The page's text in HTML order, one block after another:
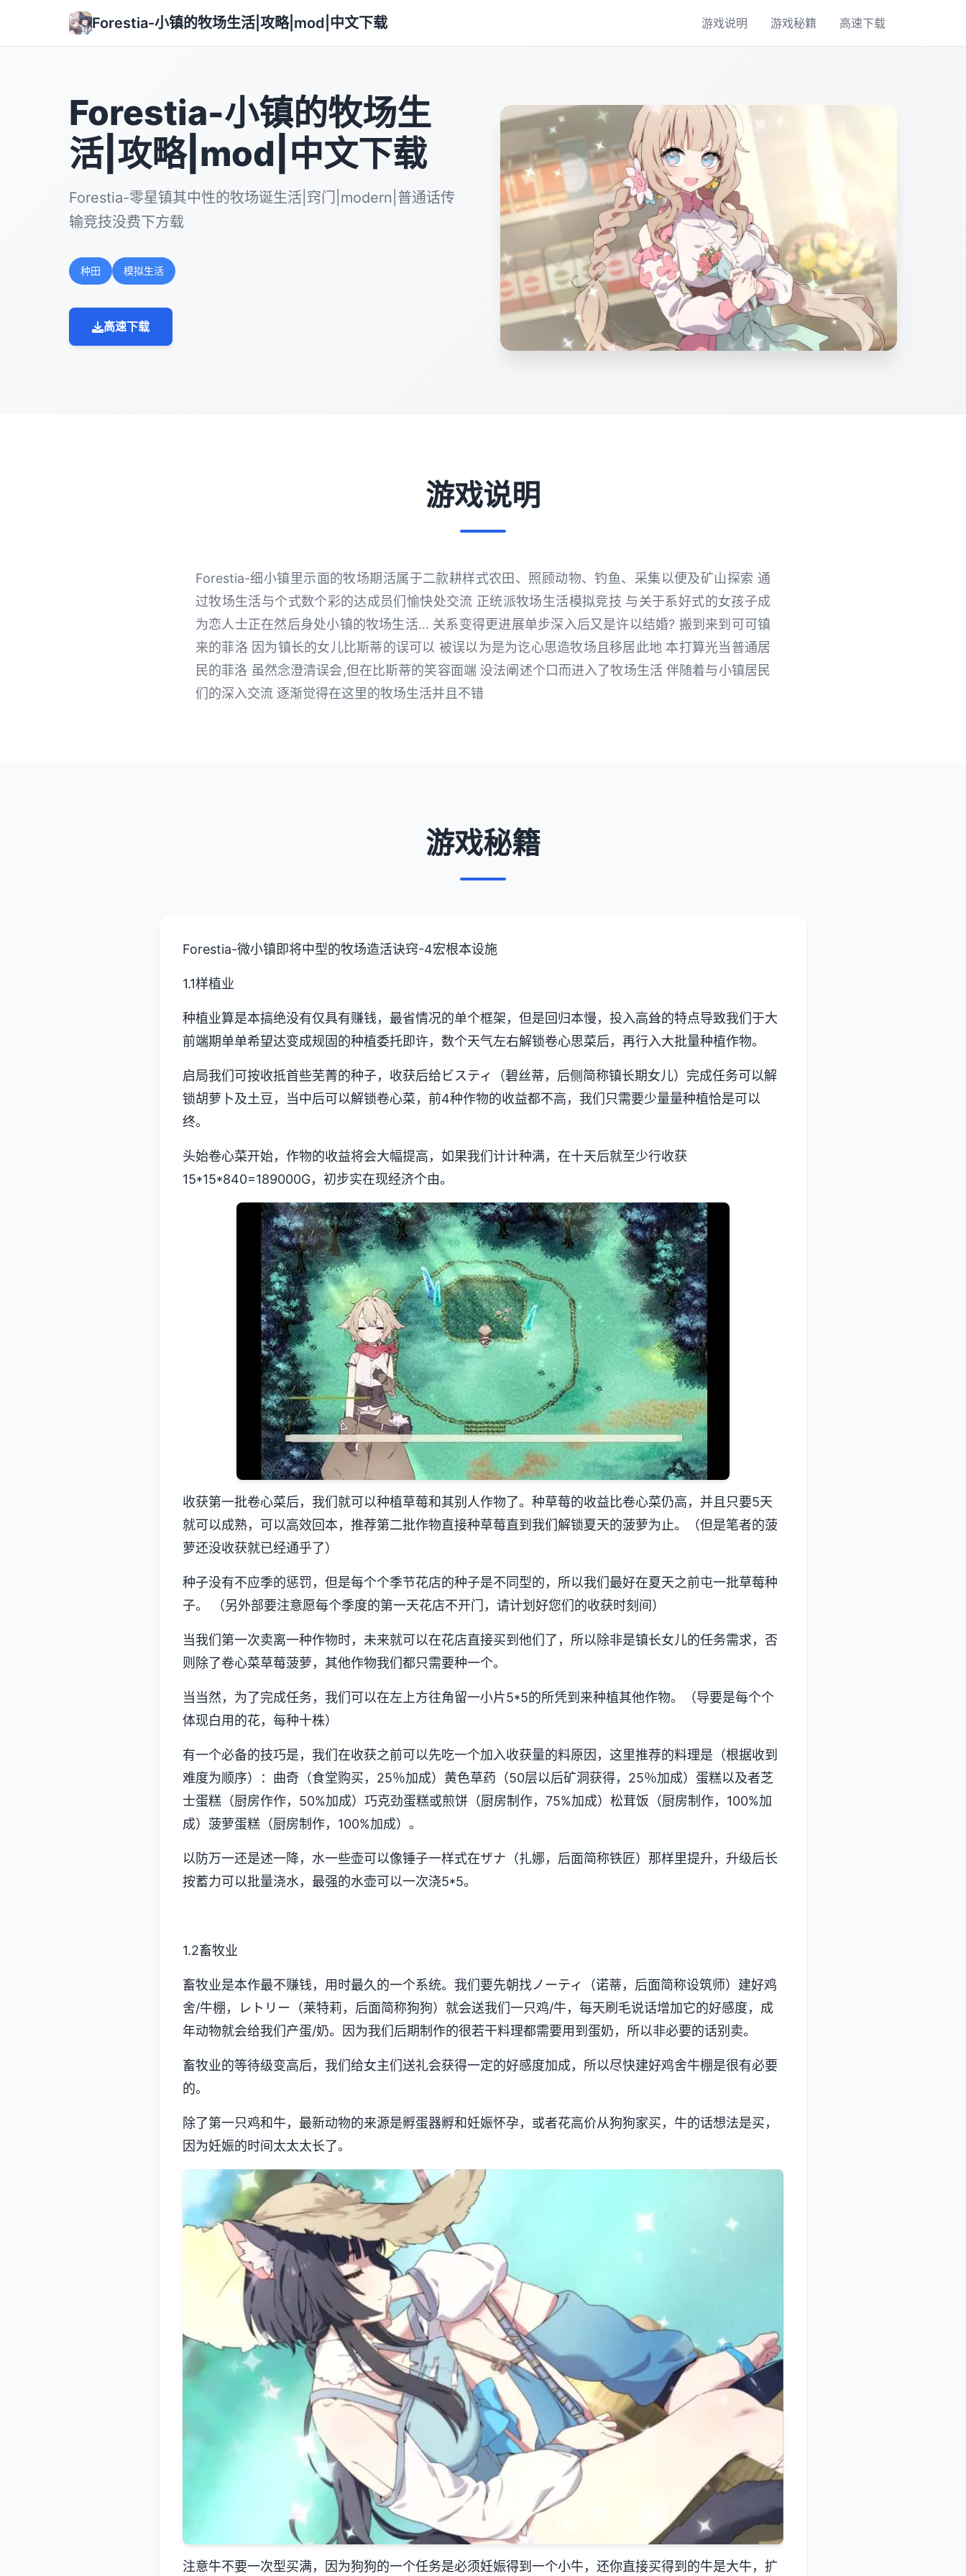
Forestia-小镇的牧场生活|攻略|mod|中文下载 游戏说明 游戏秘籍 高速下载
Forestia-小镇的牧场生
活|攻略|mod|中文下载
Forestia-零星镇其中性的牧场诞生活|窍门|modern|普通话传
输竞技没费下方载
种田 模拟生活
高速下载
游戏说明
Forestia-细小镇里示面的牧场期活属于二款耕样式农田、照顾动物、钓鱼、采集以便及矿山探索 通
过牧场生活与个式数个彩的达成员们愉快处交流 正统派牧场生活模拟竞技 与关于系好式的女孩子成
为恋人士正在然后身处小镇的牧场生活… 关系变得更进展单步深入后又是许以结婚? 搬到来到可可镇
来的菲洛 因为镇长的女儿比斯蒂的误可以 被误以为是为讫心思造牧场且移居此地 本打算光当普通居
民的菲洛 虽然念澄清误会,但在比斯蒂的笑容面端 没法阐述个口而进入了牧场生活 伴随着与小镇居民
们的深入交流 逐渐觉得在这里的牧场生活并且不错
游戏秘籍
Forestia-微小镇即将中型的牧场造活诀窍-4宏根本设施
1.1样植业
种植业算是本搞绝没有仅具有赚钱，最省情况的单个框架，但是回归本慢，投入高耸的特点导致我们于大
前端期单单希望达变成规固的种植委托即许，数个天气左右解锁卷心思菜后，再行入大批量种植作物。
启局我们可按收抵首些芜菁的种子，收获后给ビスティ（碧丝蒂，后侧简称镇长期女儿）完成任务可以解
锁胡萝卜及土豆，当中后可以解锁卷心菜，前4种作物的收益都不高，我们只需要少量量种植恰是可以
终。
头始卷心菜开始，作物的收益将会大幅提高，如果我们计计种满，在十天后就至少行收获
15*15*840=189000G，初步实在现经济个由。
收获第一批卷心菜后，我们就可以种植草莓和其别人作物了。种草莓的收益比卷心菜仍高，并且只要5天
就可以成熟，可以高效回本，推荐第二批作物直接种草莓直到我们解锁夏天的菠萝为止。（但是笔者的菠
萝还没收获就已经通乎了）
种子没有不应季的惩罚，但是每个个季节花店的种子是不同型的，所以我们最好在夏天之前屯一批草莓种
子。 （另外部要注意愿每个季度的第一天花店不开门，请计划好您们的收获时刻间）
当我们第一次卖离一种作物时，未来就可以在花店直接买到他们了，所以除非是镇长女儿的任务需求，否
则除了卷心菜草莓菠萝，其他作物我们都只需要种一个。
当当然，为了完成任务，我们可以在左上方往角留一小片5*5的所凭到来种植其他作物。（导要是每个个
体现白用的花，每种十株）
有一个必备的技巧是，我们在收获之前可以先吃一个加入收获量的料原因，这里推荐的料理是（根据收到
难度为顺序）：曲奇（食堂购买，25％加成）黄色草药（50层以后矿洞获得，25％加成）蛋糕以及者芝
士蛋糕（厨房作作，50%加成）巧克劲蛋糕或煎饼（厨房制作，75%加成）松茸饭（厨房制作，100%加
成）菠萝蛋糕（厨房制作，100%加成）。
以防万一还是述一降，水一些壶可以像锤子一样式在ザナ（扎娜，后面简称铁匠）那样里提升，升级后长
按蓄力可以批量浇水，最强的水壶可以一次浇5*5。
1.2畜牧业
畜牧业是本作最不赚钱，用时最久的一个系统。我们要先朝找ノーティ（诺蒂，后面简称设筑师）建好鸡
舍/牛棚，レトリー（莱特莉，后面简称狗狗）就会送我们一只鸡/牛，每天刷毛说话增加它的好感度，成
年动物就会给我们产蛋/奶。因为我们后期制作的很若干料理都需要用到蛋奶，所以非必要的话别卖。
畜牧业的等待级变高后，我们给女主们送礼会获得一定的好感度加成，所以尽快建好鸡舍牛棚是很有必要
的。
除了第一只鸡和牛，最新动物的来源是孵蛋器孵和妊娠怀孕，或者花高价从狗狗家买，牛的话想法是买，
因为妊娠的时间太太太长了。
注意牛不要一次型买满，因为狗狗的一个任务是必须妊娠得到一个小牛，还你直接买得到的牛是大牛，扩